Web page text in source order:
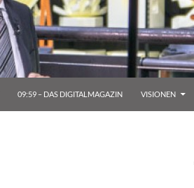
09:59 – DAS DIGITALMAGAZIN VISIONEN